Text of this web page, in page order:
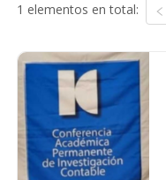
1 elementos en total: